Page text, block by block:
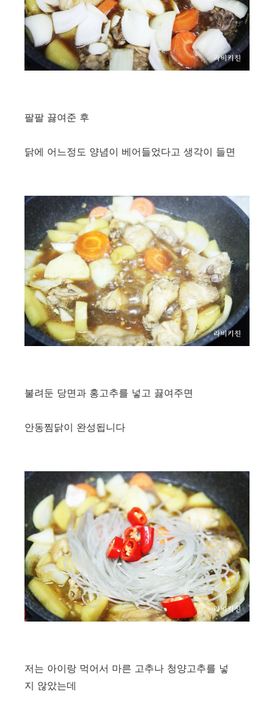
팔팔 끓여준 후
닭에 어느정도 양념이 베어들었다고 생각이 들면
불려둔 당면과 홍고추를 넣고 끓여주면
안동찜닭이 완성됩니다
저는 아이랑 먹어서 마른 고추나 청양고추를 넣
지 않았는데